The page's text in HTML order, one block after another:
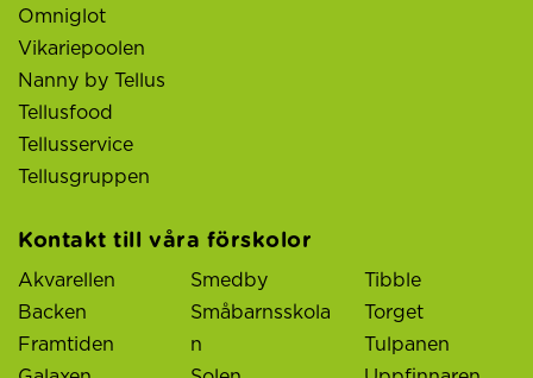
Omniglot
Vikariepoolen
Nanny by Tellus
Tellusfood
Tellusservice
Tellusgruppen
Kontakt till våra förskolor
Akvarellen
Backen
Framtiden
Smedby
Småbarnsskola
n
Tibble
Torget
Tulpanen